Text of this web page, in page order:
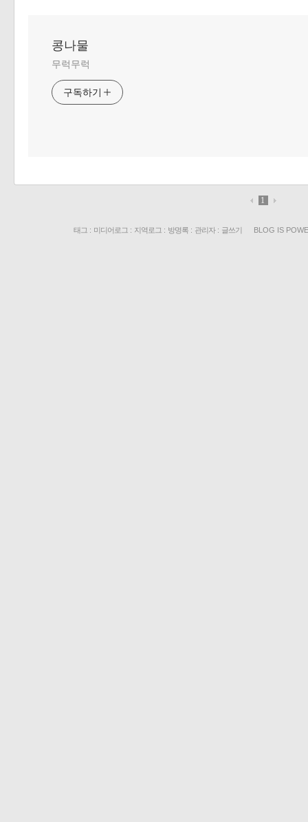
콩나물
무럭무럭
구독하기
1
태그 : 미디어로그 : 지역로그 : 방명록 : 관리자: 글쓰기 BLOG IS